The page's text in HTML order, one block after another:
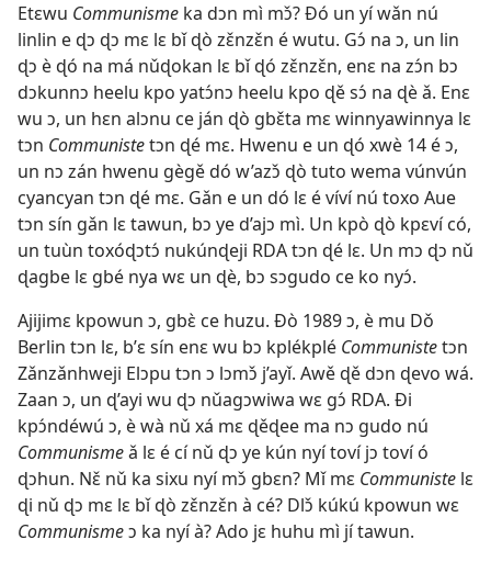
Etɛwu Communisme ka dɔn mì mɔ̌? Ðó un yí wǎn nú
linlin e ɖɔ ɖɔ mɛ lɛ bǐ ɖò zɛ̌nzɛ̌n é wutu. Gɔ́ na ɔ, un lin
ɖɔ è ɖó na má nǔɖokan lɛ bǐ ɖó zɛ̌nzɛ̌n, enɛ na zɔ́n bɔ
dɔkunnɔ heelu kpo yatɔ́nɔ heelu kpo ɖě sɔ́ na ɖè ǎ. Enɛ
wu ɔ, un hɛn alɔnu ce ján ɖò gbɛ̌ta mɛ winnyawinnya lɛ
tɔn Communistetɔn ɖé mɛ. Hwenu e un ɖó xwè 14 é ɔ,
un nɔ zán hwenu gègě dó w’azɔ̌ ɖò tuto wema vúnvún
cyancyan tɔn ɖé mɛ. Gǎn e un dó lɛ é víví nú toxo Aue
tɔn sín gǎn lɛ tawun, bɔ ye d’ajɔ mì. Un kpò ɖò kpɛví có,
un tuùn toxóɖɔtɔ́ nukúnɖeji RDA tɔn ɖé lɛ. Un mɔ ɖɔ nǔ
ɖagbe lɛ gbé nya wɛ un ɖè, bɔ sɔgudo ce ko nyɔ́.
Ajijimɛ kpowun ɔ, gbɛ̀ ce huzu. Ðò 1989 ɔ, è mu Dǒ
Berlin tɔn lɛ, b’ɛ sín enɛ wu bɔ kplékplé Communistetɔn
Zǎnzǎnhweji Elɔpu tɔn ɔ lɔmɔ̌ j’ayǐ. Awě ɖě dɔn ɖevo wá.
Zaan ɔ, un ɖ’ayi wu ɖɔ nǔagɔwiwa wɛ gɔ́ RDA. Ði
kpɔ́ndéwú ɔ, è wà nǔ xá mɛ ɖěɖee ma nɔ gudo nú
Communismeǎ lɛ é cí nǔ ɖɔ ye kún nyí toví jɔ toví ó
ɖɔhun. Nɛ̌ nǔ ka sixu nyí mɔ̌ gbɛn? Mǐ mɛ Communiste lɛ
ɖi nǔ ɖɔ mɛ lɛ bǐ ɖò zɛ̌nzɛ̌n à cé? Dlɔ̌ kúkú kpowun wɛ
Communismeɔ ka nyí à? Ado jɛ huhu mì jí tawun.